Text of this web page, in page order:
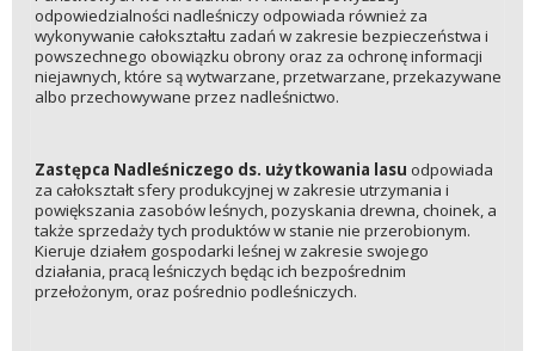
odpowiedzialności nadleśniczy odpowiada również za
wykonywanie całokształtu zadań w zakresie bezpieczeństwa i
powszechnego obowiązku obrony oraz za ochronę informacji
niejawnych, które są wytwarzane, przetwarzane, przekazywane
albo przechowywane przez nadleśnictwo.
Zastępca Nadleśniczego ds. użytkowania lasu odpowiada
za całokształt sfery produkcyjnej w zakresie utrzymania i
powiększania zasobów leśnych, pozyskania drewna, choinek, a
także sprzedaży tych produktów w stanie nie przerobionym.
Kieruje działem gospodarki leśnej w zakresie swojego
działania, pracą leśniczych będąc ich bezpośrednim
przełożonym, oraz pośrednio podleśniczych.